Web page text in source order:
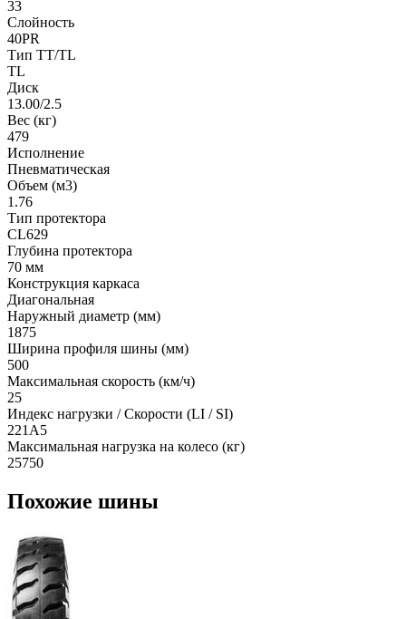
33
Слойность
40PR
Тип TT/TL
TL
Диск
13.00/2.5
Вес (кг)
479
Исполнение
Пневматическая
Объем (м3)
1.76
Тип протектора
CL629
Глубина протектора
70 мм
Конструкция каркаса
Диагональная
Наружный диаметр (мм)
1875
Ширина профиля шины (мм)
500
Максимальная скорость (км/ч)
25
Индекс нагрузки / Скорости (LI / SI)
221A5
Максимальная нагрузка на колесо (кг)
25750
Похожие шины